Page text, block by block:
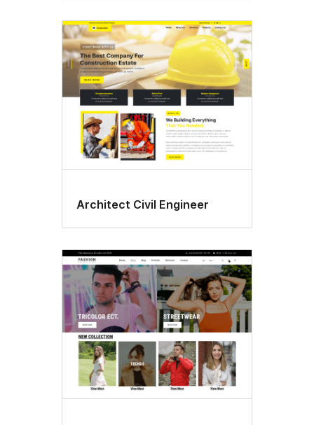
Architect Civil Engineer